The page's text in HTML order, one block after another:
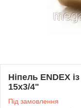
Ніпель ENDEX
15x3/4"
Під замовлення